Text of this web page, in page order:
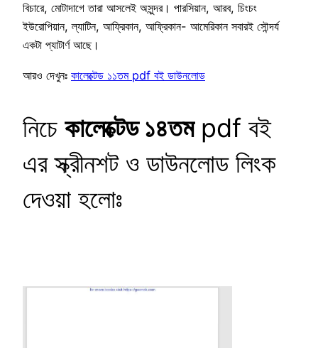
বিচারে, মোটাদাগে তারা আসলেই অসুন্দর। পারসিয়ান, আরব, চিংচং
ইউরোপিয়ান, ল্যাটিন, আফ্রিকান, আফ্রিকান- আমেরিকান সবারই সৌন্দর্য
একটা প্যাটার্ণ আছে।
আরও দেখুনঃ কালেক্টেড ১১তম pdf বই ডাউনলোড
নিচে কালেক্টেড ১৪তমpdf বই
এর স্ক্রীনশট ও ডাউনলোড লিংক
দেওয়া হলোঃ